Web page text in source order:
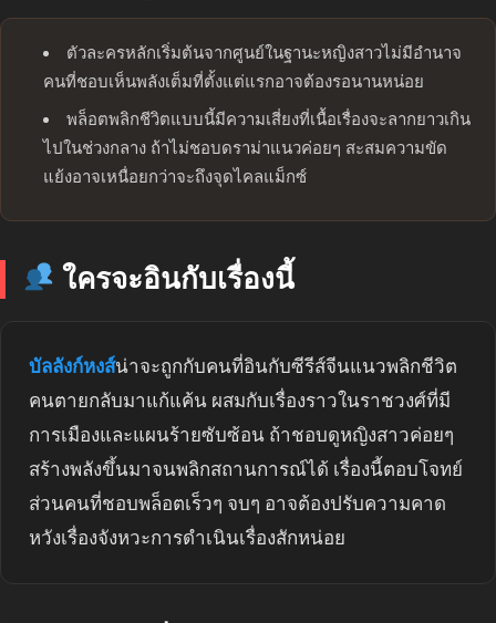
ตัวละครหลักเริ่มต้นจากศูนย์ในฐานะหญิงสาวไม่มีอำนาจ
คนที่ชอบเห็นพลังเต็มที่ตั้งแต่แรกอาจต้องรอนานหน่อย
พล็อตพลิกชีวิตแบบนี้มีความเสี่ยงที่เนื้อเรื่องจะลากยาวเกิน
ไปในช่วงกลาง ถ้าไม่ชอบดราม่าแนวค่อยๆ สะสมความขัด
แย้งอาจเหนื่อยกว่าจะถึงจุดไคลแม็กซ์
ใครจะอินกับเรื่องนี้
บัลลังก์หงส์น่าจะถูกกับคนที่อินกับซีรีส์จีนแนวพลิกชีวิต
คนตายกลับมาแก้แค้น ผสมกับเรื่องราวในราชวงศ์ที่มี
การเมืองและแผนร้ายซับซ้อน ถ้าชอบดูหญิงสาวค่อยๆ
สร้างพลังขึ้นมาจนพลิกสถานการณ์ได้ เรื่องนี้ตอบโจทย์
ส่วนคนที่ชอบพล็อตเร็วๆ จบๆ อาจต้องปรับความคาด
หวังเรื่องจังหวะการดำเนินเรื่องสักหน่อย